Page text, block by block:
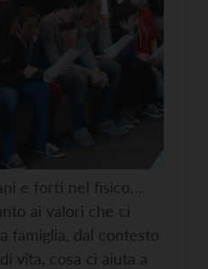
e forti nel fisico…
ai valori che ci
famiglia, dal contesto
vita, cosa ci aiuta a